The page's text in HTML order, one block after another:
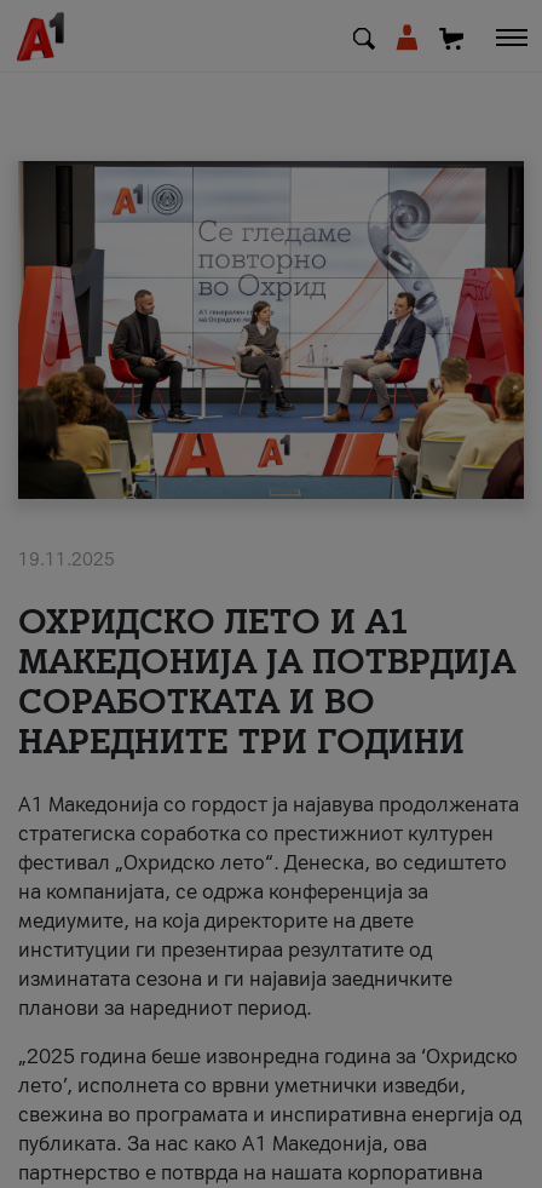
МК SQ
Приватни Деловни
Поддршка
Надополни кредит
#ПодобарОнлајн
19.11.2025
ОХРИДСКО ЛЕТО И A1
МАКЕДОНИЈА ЈА ПОТВРДИЈА
СОРАБОТКАТА И ВО
НАРЕДНИТЕ ТРИ ГОДИНИ
A1 Македонија со гордост ја најавува продолжената
стратегиска соработка со престижниот културен
фестивал „Охридско лето“. Денеска, во седиштето
на компанијата, се одржа конференција за
медиумите, на која директорите на двете
институции ги презентираа резултатите од
изминатата сезона и ги најавија заедничките
планови за наредниот период.
„2025 година беше извонредна година за ‘Охридско
лето’, исполнета со врвни уметнички изведби,
свежина во програмата и инспиративна енергија од
публиката. За нас како A1 Македонија, ова
партнерство е потврда на нашата корпоративна